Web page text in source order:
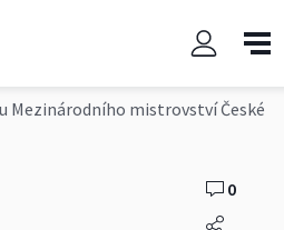
Mezinárodního mistrovství České
0